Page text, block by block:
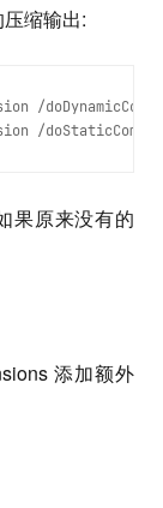
缩输出:
/
/
果原来没有的
添加额外